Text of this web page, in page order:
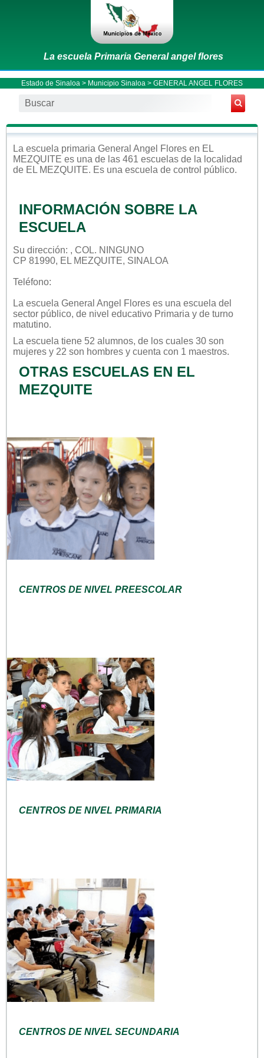
La escuela Primaria General angel flores
Estado de Sinaloa > Municipio Sinaloa > GENERAL ANGEL FLORES
La escuela primaria General Angel Flores en EL
MEZQUITE es una de las 461 escuelas de la localidad
de EL MEZQUITE. Es una escuela de control público.
INFORMACIÓN SOBRE LA
ESCUELA
Su dirección: , COL. NINGUNO
CP 81990, EL MEZQUITE, SINALOA
Teléfono:
La escuela General Angel Flores es una escuela del
sector público, de nivel educativo Primaria y de turno
matutino.
La escuela tiene 52 alumnos, de los cuales 30 son
mujeres y 22 son hombres y cuenta con 1 maestros.
OTRAS ESCUELAS EN EL
MEZQUITE
CENTROS DE NIVEL PREESCOLAR
CENTROS DE NIVEL PRIMARIA
CENTROS DE NIVEL SECUNDARIA